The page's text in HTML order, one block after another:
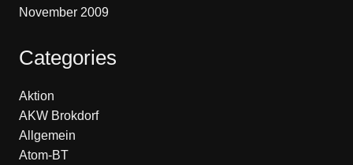
November 2009
Categories
Aktion
AKW Brokdorf
Allgemein
Atom-BT